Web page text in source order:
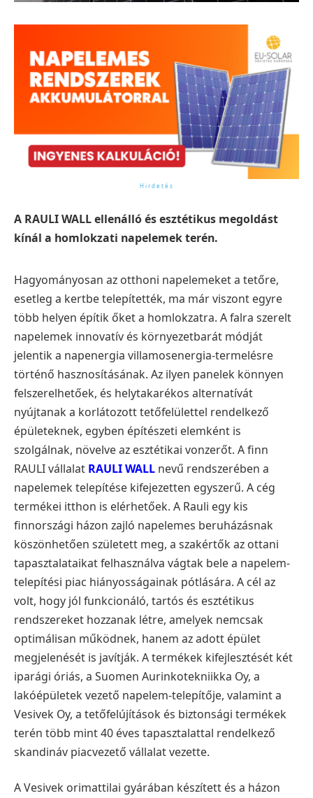
A RAULI WALL ellenálló és esztétikus megoldást
kínál a homlokzati napelemek terén.
Hagyományosan az otthoni napelemeket a tetőre,
esetleg a kertbe telepítették, ma már viszont egyre
több helyen építik őket a homlokzatra. A falra szerelt
napelemek innovatív és környezetbarát módját
jelentik a napenergia villamosenergia-termelésre
történő hasznosításának. Az ilyen panelek könnyen
felszerelhetőek, és helytakarékos alternatívát
nyújtanak a korlátozott tetőfelülettel rendelkező
épületeknek, egyben építészeti elemként is
szolgálnak, növelve az esztétikai vonzerőt. A finn
RAULI vállalat RAULI WALL nevű rendszerében a
napelemek telepítése kifejezetten egyszerű. A cég
termékei itthon is elérhetőek. A Rauli egy kis
finnországi házon zajló napelemes beruházásnak
köszönhetően született meg, a szakértők az ottani
tapasztalataikat felhasználva vágtak bele a napelem-
telepítési piac hiányosságainak pótlására. A cél az
volt, hogy jól funkcionáló, tartós és esztétikus
rendszereket hozzanak létre, amelyek nemcsak
optimálisan működnek, hanem az adott épület
megjelenését is javítják. A termékek kifejlesztését két
iparági óriás, a Suomen Aurinkotekniikka Oy, a
lakóépületek vezető napelem-telepítője, valamint a
Vesivek Oy, a tetőfelújítások és biztonsági termékek
terén több mint 40 éves tapasztalattal rendelkező
skandináv piacvezető vállalat vezette.
A Vesivek orimattilai gyárában készített és a házon